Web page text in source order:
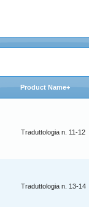
Product Name+
Traduttologia n. 11-12
Traduttologia n. 13-14